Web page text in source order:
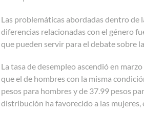
Las problemáticas abordadas dentro de
diferencias relacionadas con el género
que pueden servir para el debate sobre
La tasa de desempleo ascendió en
que el de hombres con la misma
pesos para hombres y de 37.99 pesos
distribución ha favorecido a las